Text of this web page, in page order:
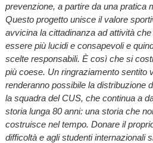
prevenzione, a partire da una pratica
Questo progetto unisce il valore
avvicina la cittadinanza ad attività
essere più lucidi e consapevoli e
scelte responsabili. È così che si
più coese. Un ringraziamento sentito
renderanno possibile la distribuzione
la squadra del CUS, che continua a
storia lunga 80 anni: una storia che
costruisce nel tempo. Donare il
difficoltà e agli studenti internazionali